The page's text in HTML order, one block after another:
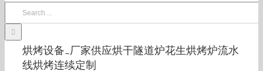
烘烤设备_厂家供应烘干隧道炉花生烘烤炉流水
线烘烤连续定制